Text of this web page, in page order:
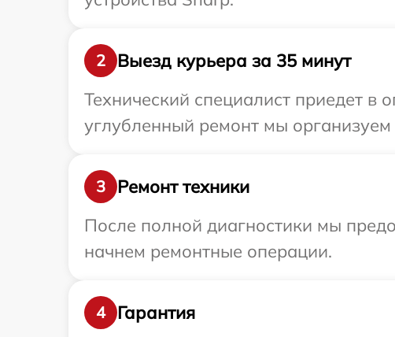
2
Выезд курьера за 35 минут
Технический специалист приедет в
углубленный ремонт мы
3
Ремонт техники
После полной диагностики мы
начнем ремонтные операции.
4
Гарантия